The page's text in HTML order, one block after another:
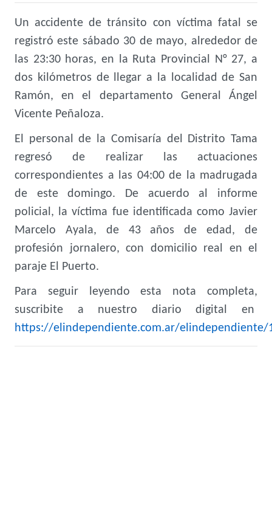
Un accidente de tránsito con víctima fatal se
registró este sábado 30 de mayo, alrededor de
las 23:30 horas, en la Ruta Provincial N° 27, a
dos kilómetros de llegar a la localidad de San
Ramón, en el departamento General Ángel
Vicente Peñaloza.
El personal de la Comisaría del Distrito Tama
regresó de realizar las actuaciones
correspondientes a las 04:00 de la madrugada
de este domingo. De acuerdo al informe
policial, la víctima fue identificada como Javier
Marcelo Ayala, de 43 años de edad, de
profesión jornalero, con domicilio real en el
paraje El Puerto.
Para seguir leyendo esta nota completa,
suscribite a nuestro diario digital en
https://elindependiente.com.ar/elindependiente/